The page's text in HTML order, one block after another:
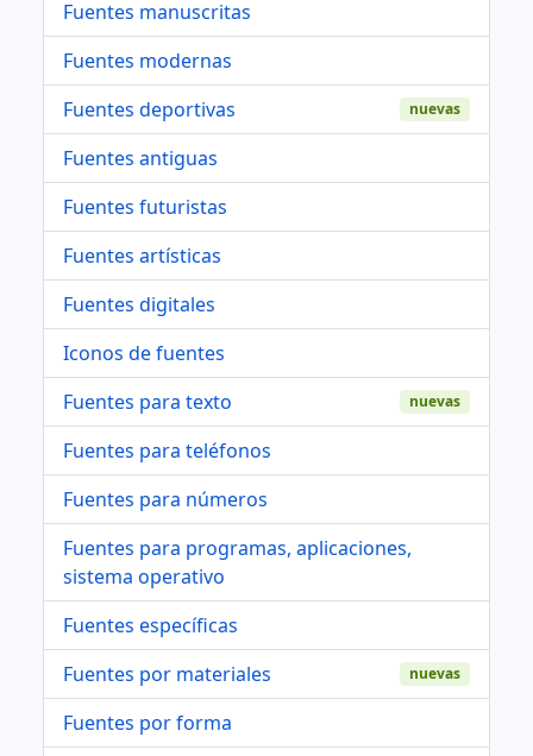
Fuentes manuscritas
Fuentes modernas
Fuentes deportivas
nuevas
Fuentes antiguas
Fuentes futuristas
Fuentes artísticas
Fuentes digitales
Iconos de fuentes
Fuentes para texto
nuevas
Fuentes para teléfonos
Fuentes para números
Fuentes para programas, aplicaciones,
sistema operativo
Fuentes específicas
Fuentes por materiales
nuevas
Fuentes por forma